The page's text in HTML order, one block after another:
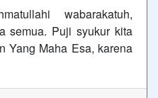
wabarakatuh,
semua. Puji syukur kita
Yang Maha Esa, karena